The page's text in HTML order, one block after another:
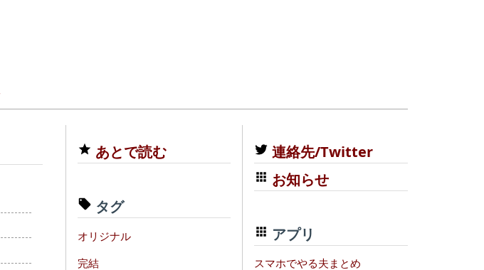
あとで読む
タグ
オリジナル
完結
連絡先/Twitter
お知らせ
アプリ
スマホでやる夫まとめ